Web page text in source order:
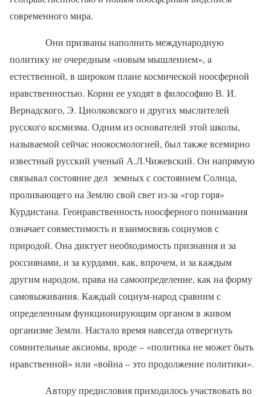
современного мира.
Они призваны наполнить международную
политику не очередным «новым мышлением», а
естественной, в широком плане космической ноосферной
нравственностью. Корни ее уходят в философию В. И.
Вернадского, Э. Циолковского и других мыслителей
русского космизма. Одним из основателей этой школы,
называемой сейчас ноокосмологией, был также всемирно
известный русский ученый А.Л.Чижевский. Он напрямую
связывал состояние дел земных с состоянием Солнца,
проливающего на Землю свой свет из-за «гор горя»
Курдистана. Геонравственность ноосферного понимания
означает совместимость и взаимосвязь социумов с
природой. Она диктует необходимость признания и за
россиянами, и за курдами, как, впрочем, и за каждым
другим народом, права на самоопределение, как на форму
самовыживания. Каждый социум-народ сравним с
определенным функционирующим органом в живом
организме Земли. Настало время навсегда отвергнуть
сомнительные аксиомы, вроде – «политика не может быть
нравственной» или «война – это продолжение политики».
Автору предисловия приходилось участвовать во